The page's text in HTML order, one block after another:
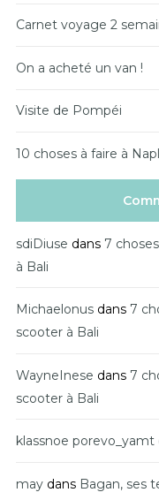
Carnet voyage 2
On a acheté un van !
Visite de Pompéi
10 choses à faire à
sdiDiuse dans 7
à Bali
Michaelonus dans 7
scooter à Bali
WayneInese dans 7
scooter à Bali
klassnoe porevo_yamt
may dans Bagan, ses